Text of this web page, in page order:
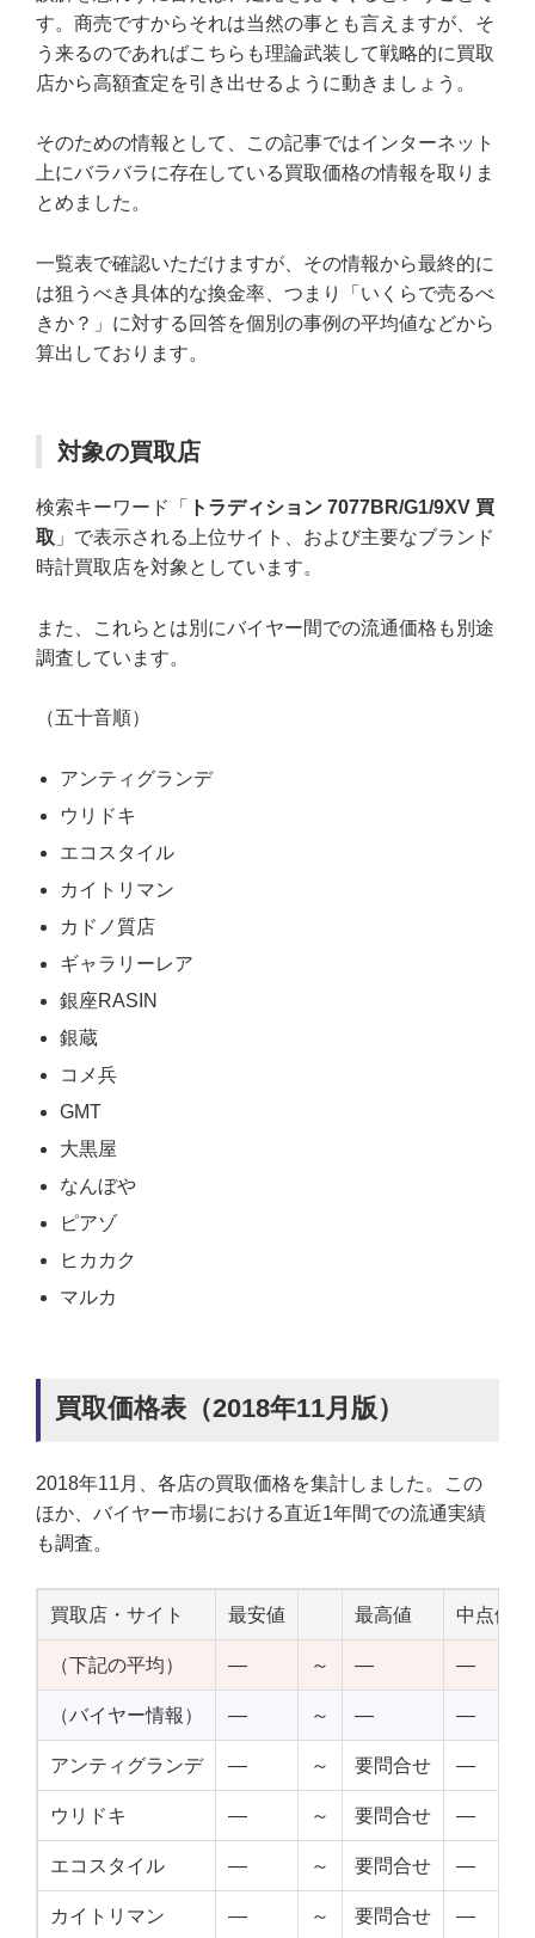
す。商売ですからそれは当然の事とも言えますが、そ
う来るのであればこちらも理論武装して戦略的に買取
店から高額査定を引き出せるように動きましょう。
そのための情報として、この記事ではインターネット
上にバラバラに存在している買取価格の情報を取りま
とめました。
一覧表で確認いただけますが、その情報から最終的に
は狙うべき具体的な換金率、つまり「いくらで売るべ
きか？」に対する回答を個別の事例の平均値などから
算出しております。
対象の買取店
検索キーワード「
トラディション 7077BR/G1/9XV 買
取 」で表示される上位サイト、および主要なブランド
時計買取店を対象としています。
また、これらとは別にバイヤー間での流通価格も別途
調査しています。
（五十音順）
アンティグランデ
ウリドキ
エコスタイル
カイトリマン
カドノ質店
ギャラリーレア
銀座RASIN
銀蔵
コメ兵
GMT
大黒屋
なんぼや
ピアゾ
ヒカカク
マルカ
買取価格表（2018年11月版）
2018年11月、各店の買取価格を集計しました。この
ほか、バイヤー市場における直近1年間での流通実績
も調査。
買取店・サイト 最安値 最高値 中点値
（下記の平均） — ～ — —
（バイヤー情報） — ～ — —
アンティグランデ — ～ 要問合せ —
ウリドキ — ～ 要問合せ —
エコスタイル — ～ 要問合せ —
カイトリマン — ～ 要問合せ —